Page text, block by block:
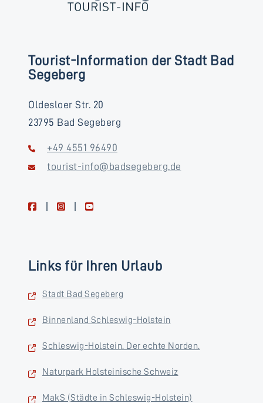
Tourist-Information der Stadt Bad
Segeberg
Oldesloer Str. 20
23795 Bad Segeberg
+49 4551 96490
tourist-info@badsegeberg.de
facebookinstagramyoutube
Links für Ihren Urlaub
Stadt Bad Segeberg
Binnenland Schleswig-Holstein
Schleswig-Holstein. Der echte Norden.
Naturpark Holsteinische Schweiz
MakS (Städte in Schleswig-Holstein)